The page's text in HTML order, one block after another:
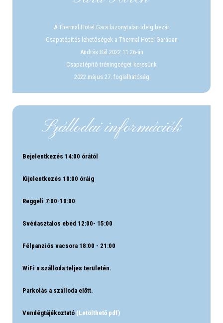
A Thermal Hotel Gara bizonytalan ideig bezár
Csapatépítés lehetőségek a Thermal Hotel Garában
András Bál 2022.11.26-án
Csapatépítő tréningcéget keresünk
2022.május 27. foglalhatóság
Szállodai információk
Bejelentkezés 14:00 órától
Kijelentkezés 10:00 óráig
Reggeli 7:00-10:00
Svédasztalos ebéd 12:00- 15:00
Félpanziós vacsora 18:00 - 21:00
WiFi a szálloda teljes területén.
Parkolás a szálloda előtt.
Vendégtájékoztató (Letölthető pdf)